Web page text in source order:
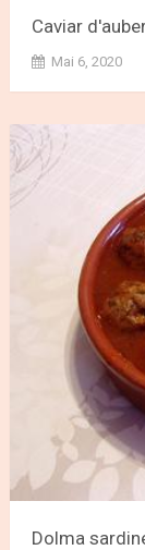
Caviar
Mai 6, 2020
Dolma